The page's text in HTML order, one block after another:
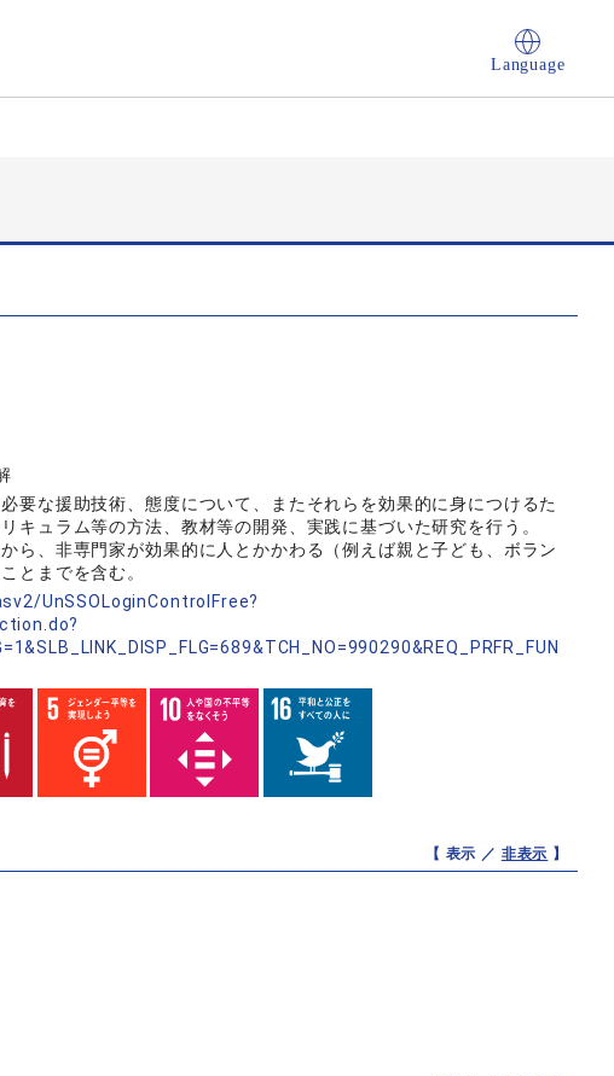
Language
要な援助技術、態度について、またそれらを効果的に身につけるた
キュラム等の方法、教材等の開発、実践に基づいた研究を行う。
ら、非専門家が効果的に人とかかわる（例えば親と子ども、ボラン
とまでを含む。
UnSSOLoginControlFree?
【 表示 ／ 非表示 】